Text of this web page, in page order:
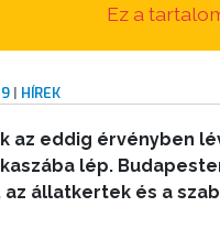
Ez a
| HÍREK
az eddig érvényben
lép.
állatkertek és a